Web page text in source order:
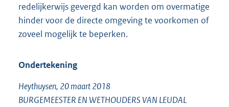
redelijkerwijs gevergd kan worden om overmatige
hinder voor de directe omgeving te voorkomen of
zoveel mogelijk te beperken.
Ondertekening
Heythuysen, 20 maart 2018
BURGEMEESTER EN WETHOUDERS VAN LEUDAL